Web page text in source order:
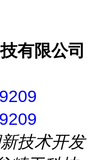
有限公司
技术开发